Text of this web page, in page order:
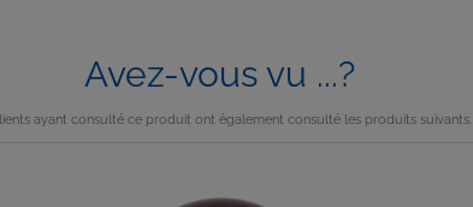
Avez-vous vu ...?
ayant consulté ce produit ont également consulté les produits suivants.